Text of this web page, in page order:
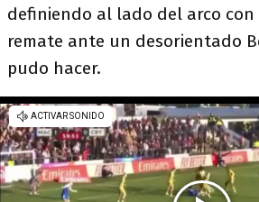
definiendo al lado del arco
remate ante un desorientado
pudo hacer.